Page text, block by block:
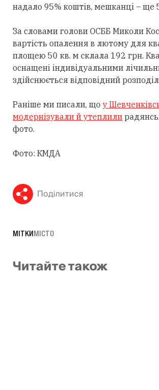
надало 95% коштів, мешканці – ще
За словами голови ОСББ Миколи
вартість опалення в лютому для
площею 50 кв. м склала 192 грн.
оснащені індивідуальними
здійснюється відповідний
Раніше ми писали, що у
модернізували й утеплили
фото.
Фото: КМДА
Поділитися
МІТКИМІСТО
Читайте також